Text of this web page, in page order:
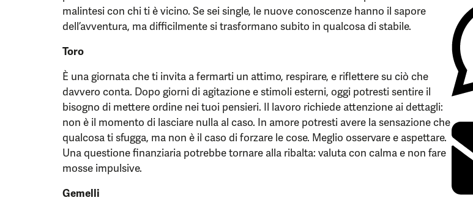
malintesi con chi ti è vicino. Se sei single, le nuove conoscenze hanno il sapore
dell’avventura, ma difficilmente si trasformano subito in qualcosa di stabile.
Toro
È una giornata che ti invita a fermarti un attimo, respirare, e riflettere su ciò che
davvero conta. Dopo giorni di agitazione e stimoli esterni, oggi potresti sentire il
bisogno di mettere ordine nei tuoi pensieri. Il lavoro richiede attenzione ai dettagli:
non è il momento di lasciare nulla al caso. In amore potresti avere la sensazione che
qualcosa ti sfugga, ma non è il caso di forzare le cose. Meglio osservare e aspettare.
Una questione finanziaria potrebbe tornare alla ribalta: valuta con calma e non fare
mosse impulsive.
Gemelli